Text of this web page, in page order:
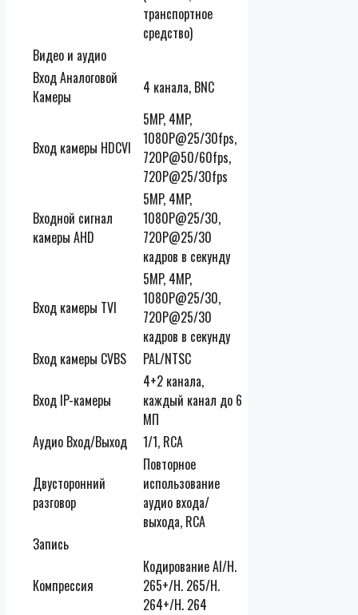
транспортное
средство)
Видео и аудио
Вход Аналоговой
Камеры
4 канала, BNC
Вход камеры HDCVI
5MP, 4MP,
1080P@25/30fps,
720P@50/60fps,
720P@25/30fps
Входной сигнал
камеры AHD
5MP, 4MP,
1080P@25/30,
720P@25/30
кадров в секунду
Вход камеры TVI
5MP, 4MP,
1080P@25/30,
720P@25/30
кадров в секунду
Вход камеры CVBS
PAL/NTSC
Вход IP-камеры
4+2 канала,
каждый канал до 6
МП
Аудио Вход/Выход
1/1, RCA
Двусторонний
разговор
Повторное
использование
аудио входа/
выхода, RCA
Запись
Компрессия
Кодирование AI/H.
265+/H. 265/H.
264+/H. 264